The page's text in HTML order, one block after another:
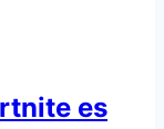
es